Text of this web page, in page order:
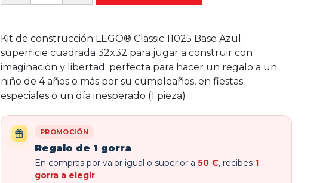
Kit de construcción LEGO® Classic 11025 Base Azul;
superficie cuadrada 32x32 para jugar a construir con
imaginación y libertad; perfecta para hacer un regalo a un
niño de 4 años o más por su cumpleaños, en fiestas
especiales o un día inesperado (1 pieza)
PROMOCIÓN
Regalo de 1 gorra
En compras por valor igual o superior a 50 €, recibes 1
gorra a elegir.